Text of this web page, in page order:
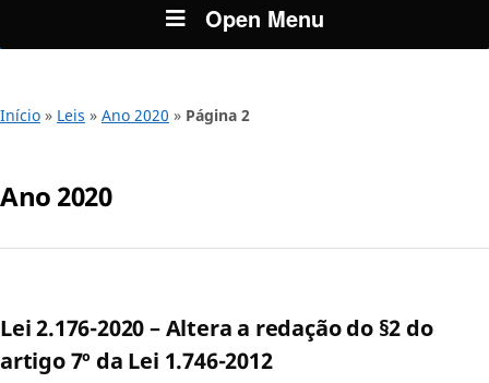
Open Menu
Início » Leis » Ano 2020 » Página 2
Ano 2020
Lei 2.176-2020 – Altera a redação do §2 do
artigo 7º da Lei 1.746-2012